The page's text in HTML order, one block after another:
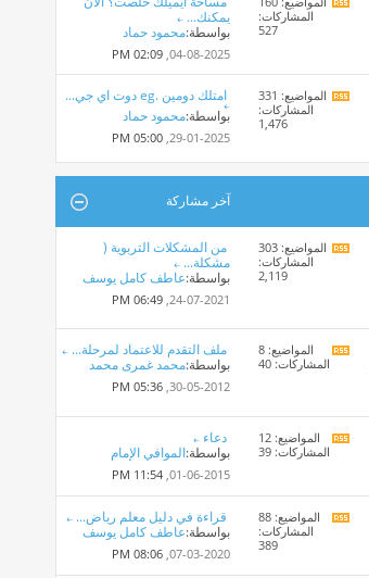
مشاهدة
تغذيات
المشاركات:
527
يمكنك...
بواسطة:محمود حماد
04-08-2025,
02:09 PM
مشاهدة
تغذيات
المواضيع: 331
المشاركات:
1,476
امتلك دومين .eg دوت اي جي...
بواسطة:محمود حماد
29-01-2025,
05:00 PM
آخر مشاركة
مشاهدة
تغذيات
المواضيع: 303
المشاركات:
2,119
من المشكلات التربوية (
مشكلة...
بواسطة:عاطف كامل يوسف
24-07-2021,
06:49 PM
مشاهدة
تغذيات
المواضيع: 8
المشاركات: 40
ملف التقدم للاعتماد لمرحلة...
بواسطة:محمد غمرى محمد
30-05-2012,
05:36 PM
مشاهدة
تغذيات
المواضيع: 12
المشاركات: 39
دعاء
بواسطة:الموافي الإمام
01-06-2015,
11:54 PM
مشاهدة
تغذيات
المواضيع: 88
المشاركات:
389
قراءة في دليل معلم رياض...
بواسطة:عاطف كامل يوسف
07-03-2020,
08:06 PM